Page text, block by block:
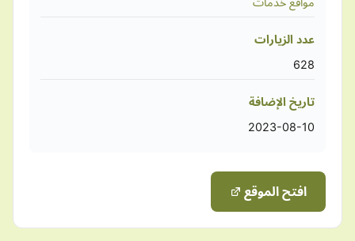
عدد الزيارات
628
تاريخ الإضافة
2023-08-10
افتح الموقع